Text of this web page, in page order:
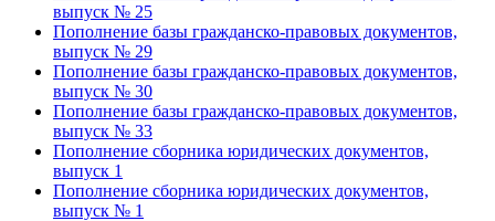
выпуск № 25
Пополнение базы гражданско-правовых документов,
выпуск № 29
Пополнение базы гражданско-правовых документов,
выпуск № 30
Пополнение базы гражданско-правовых документов,
выпуск № 33
Пополнение сборника юридических документов,
выпуск 1
Пополнение сборника юридических документов,
выпуск № 1